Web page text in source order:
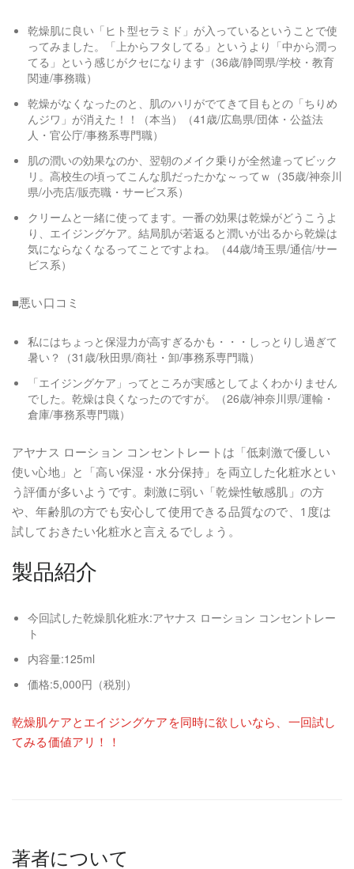
乾燥肌に良い「ヒト型セラミド」が入っているということで使
ってみました。「上からフタしてる」というより「中から潤っ
てる」という感じがクセになります（36歳/静岡県/学校・教育
関連/事務職）
乾燥がなくなったのと、肌のハリがでてきて目もとの「ちりめ
んジワ」が消えた！！（本当）（41歳/広島県/団体・公益法
人・官公庁/事務系専門職）
肌の潤いの効果なのか、翌朝のメイク乗りが全然違ってビック
リ。高校生の頃ってこんな肌だったかな～ってｗ（35歳/神奈川
県/小売店/販売職・サービス系）
クリームと一緒に使ってます。一番の効果は乾燥がどうこうよ
り、エイジングケア。結局肌が若返ると潤いが出るから乾燥は
気にならなくなるってことですよね。（44歳/埼玉県/通信/サー
ビス系）
■悪い口コミ
私にはちょっと保湿力が高すぎるかも・・・しっとりし過ぎて
暑い？（31歳/秋田県/商社・卸/事務系専門職）
「エイジングケア」ってところが実感としてよくわかりません
でした。乾燥は良くなったのですが。（26歳/神奈川県/運輸・
倉庫/事務系専門職）
アヤナス ローション コンセントレートは「低刺激で優しい
使い心地」と「高い保湿・水分保持」を両立した化粧水とい
う評価が多いようです。刺激に弱い「乾燥性敏感肌」の方
や、年齢肌の方でも安心して使用できる品質なので、1度は
試しておきたい化粧水と言えるでしょう。
製品紹介
今回試した乾燥肌化粧水:アヤナス ローション コンセントレー
ト
内容量:125ml
価格:5,000円（税別）
乾燥肌ケアとエイジングケアを同時に欲しいなら、一回試し
てみる価値アリ！！
著者について